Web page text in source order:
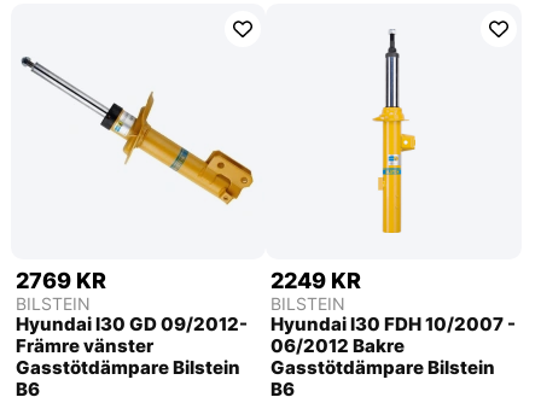
2769 KR
BILSTEIN
Hyundai I30 GD 09/2012-
Främre vänster
Gasstötdämpare Bilstein
B6
2249 KR
BILSTEIN
Hyundai I30 FDH 10/2007 -
06/2012 Bakre
Gasstötdämpare Bilstein
B6